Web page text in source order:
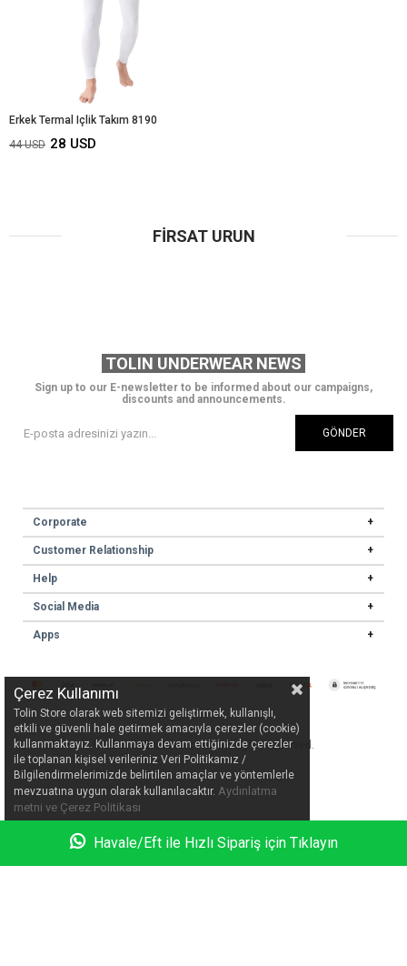
Erkek Termal Içlik Takım 8190
28 USD
44 USD
FIRSAT URUN
TOLIN UNDERWEAR NEWS
Sign up to our E-newsletter to be informed about our campaigns,
discounts and announcements.
GÖNDER
Corporate
Customer Relationship
Help
Social Media
Apps
© 2026tolinstore.com- All rights reserved.
Havale/Eft ile Hızlı Sipariş için Tıklayın
Çerez Kullanımı
Tolin Store olarak web sitemizi geliştirmek, kullanışlı,
etkili ve güvenli hale getirmek amacıyla çerezler (cookie)
kullanmaktayız. Kullanmaya devam ettiğinizde çerezler
ile toplanan kişisel verileriniz Veri Politikamız /
Bilgilendirmelerimizde belirtilen amaçlar ve yöntemlerle
mevzuatına uygun olarak kullanılacaktır. Aydınlatma
metni ve Çerez Politikası